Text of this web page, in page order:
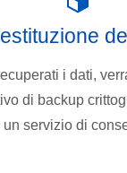
i dati,
di backup
servizio di